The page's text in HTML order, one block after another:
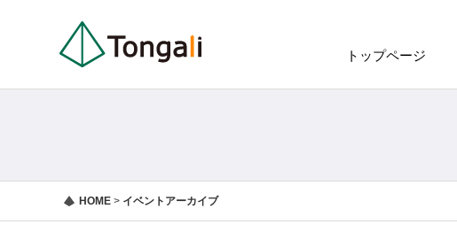
トップページ
HOME > イベントアーカイブ